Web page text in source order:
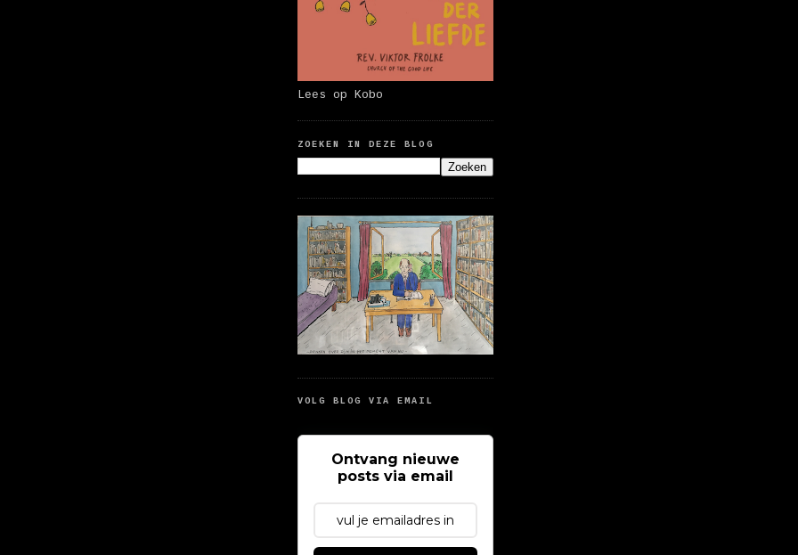
Lees op Kobo
ZOEKEN IN DEZE BLOG
VOLG BLOG VIA EMAIL
Ontvang nieuwe
posts via email